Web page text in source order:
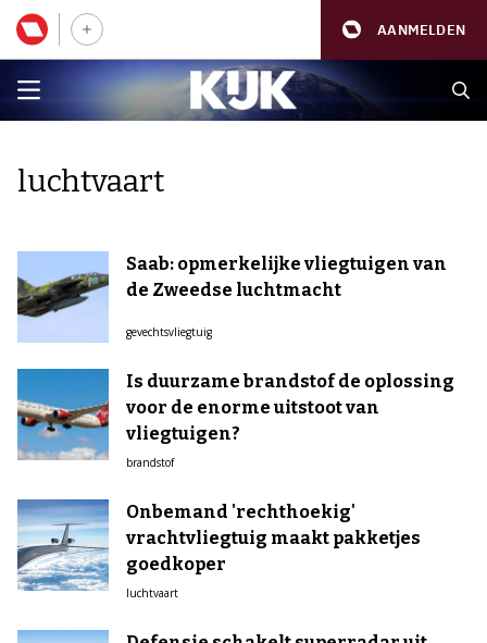
AANMELDEN
luchtvaart
Saab: opmerkelijke vliegtuigen van
de Zweedse luchtmacht
gevechtsvliegtuig
Is duurzame brandstof de oplossing
voor de enorme uitstoot van
vliegtuigen?
brandstof
Onbemand 'rechthoekig'
vrachtvliegtuig maakt pakketjes
goedkoper
luchtvaart